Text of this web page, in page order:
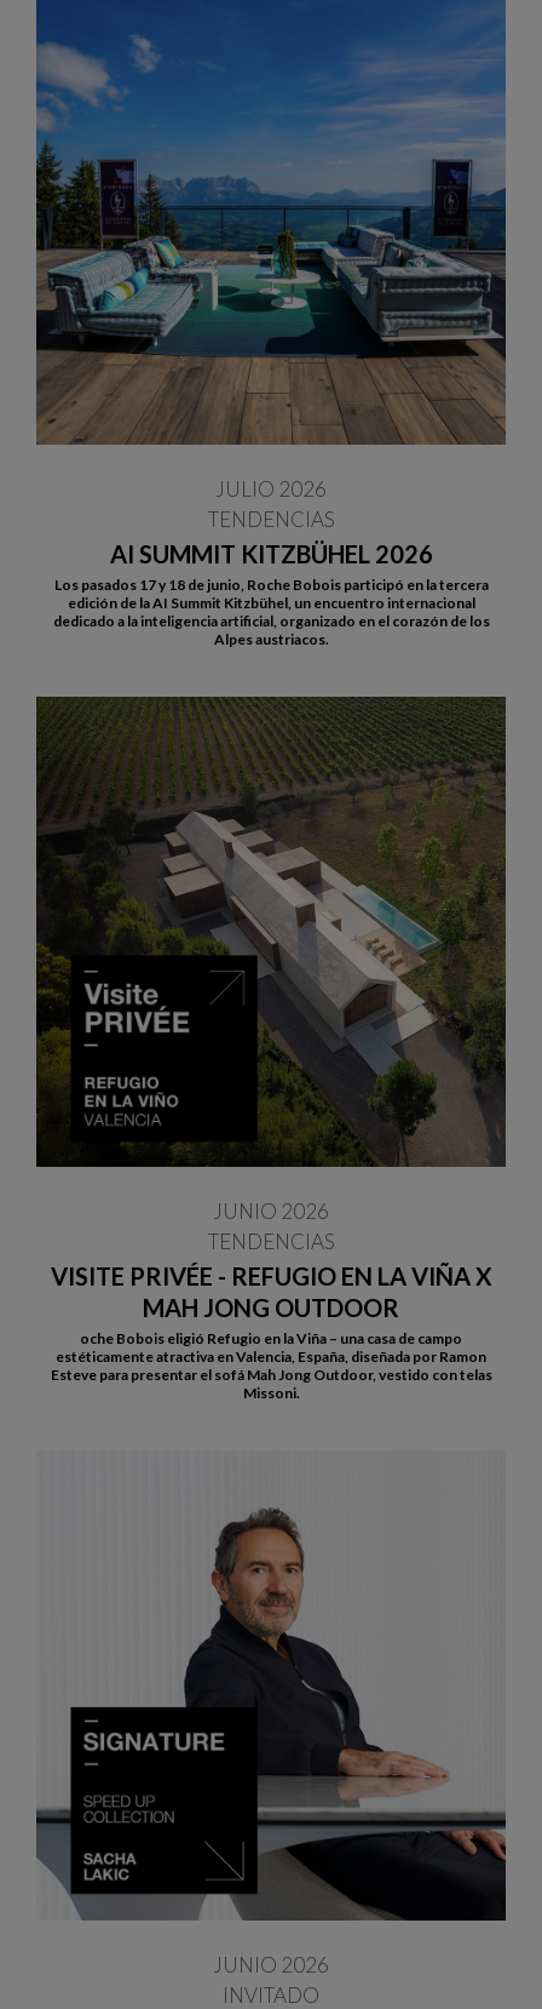
AI SUMMIT KITZBÜHEL 2026
JULIO 2026
TENDENCIAS
Los pasados 17 y 18 de junio, Roche Bobois participó en la tercera
edición de la AI Summit Kitzbühel, un encuentro internacional
dedicado a la inteligencia artificial, organizado en el corazón de los
Alpes austriacos.
VISITE PRIVÉE - REFUGIO EN LA VIÑA X
MAH JONG OUTDOOR
JUNIO 2026
TENDENCIAS
oche Bobois eligió Refugio en la Viña – una casa de campo
estéticamente atractiva en Valencia, España, diseñada por Ramon
Esteve para presentar el sofá Mah Jong Outdoor, vestido con telas
Missoni.
JUNIO 2026
INVITADO